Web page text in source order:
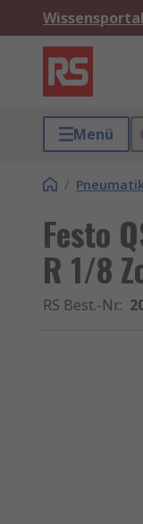
Wissensportal
Menü
/
Festo
R 1/8
RS Best.-Nr.: